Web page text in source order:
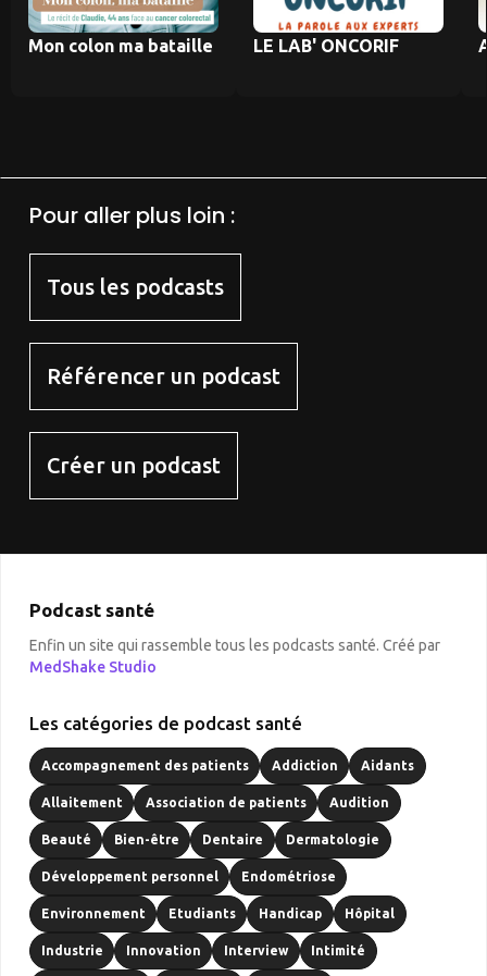
Mon colon ma bataille LE LAB' ONCORIF
Pour aller plus loin :
Tous les podcasts
Référencer un podcast
Créer un podcast
Podcast santé
Enfin un site qui rassemble tous les podcasts santé. Créé par
MedShake Studio
Les catégories de podcast santé
Accompagnement des patients Addiction Aidants
Allaitement Association de patients Audition
Beauté Bien-être Dentaire Dermatologie
Développement personnel Endométriose
Environnement Etudiants Handicap Hôpital
Industrie Innovation Interview Intimité